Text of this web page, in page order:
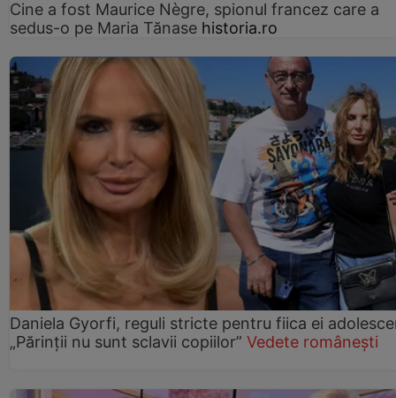
Cine a fost Maurice Nègre, spionul francez care a
sedus-o pe Maria Tănase historia.ro
Daniela Gyorfi, reguli stricte pentru fiica ei
„Părinții nu sunt sclavii copiilor” Vedete românești